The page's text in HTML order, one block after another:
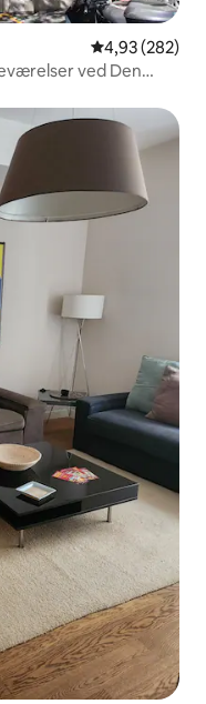
4,93 ud af 5 i
4,93 (282)
ved Den